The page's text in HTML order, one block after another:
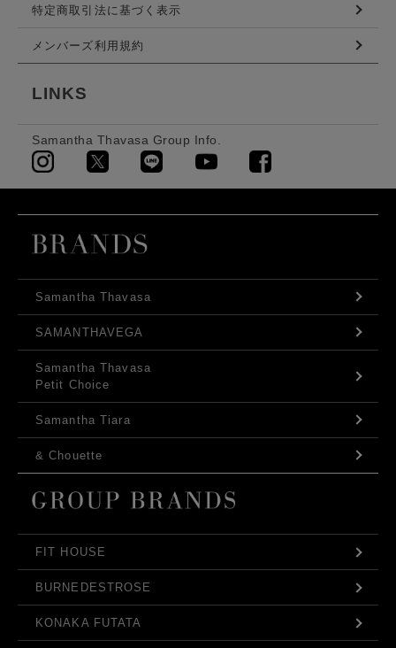
特定商取引法に基づく表示
メンバーズ利用規約
LINKS
Samantha Thavasa Group Info.
Samantha Thavasa
SAMANTHAVEGA
Samantha Thavasa
Petit Choice
Samantha Tiara
& Chouette
FIT HOUSE
BURNEDESTROSE
KONAKA FUTATA